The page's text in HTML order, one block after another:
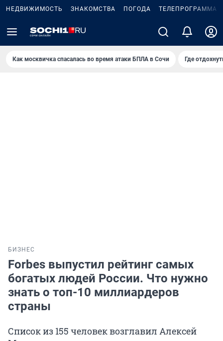
НЕДВИЖИМОСТЬ ЗНАКОМСТВА ПОГОДА ТЕЛЕПРОГРАММА
Как москвичка спасалась во время атаки БПЛА в Сочи Где
БИЗНЕС
Forbes выпустил рейтинг самых
богатых людей России. Что нужно
знать о топ-10 миллиардеров
страны
Список из 155 человек возглавил Алексей